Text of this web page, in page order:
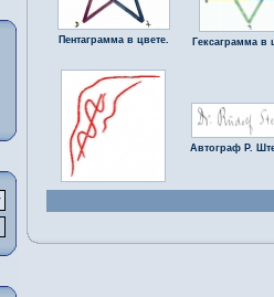
Пентаграмма в цвете. Гексаграмма в
Автограф Р.